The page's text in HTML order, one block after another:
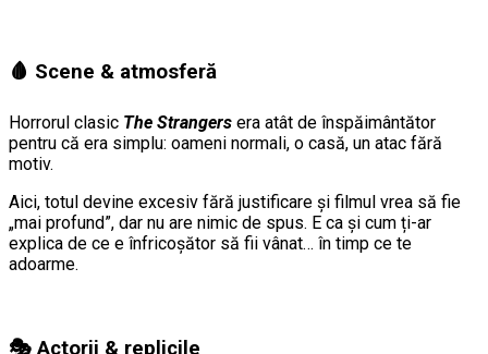
🩸 Scene & atmosferă
Horrorul clasic The Strangers era atât de înspăimântător
pentru că era simplu: oameni normali, o casă, un atac fără
motiv.
Aici, totul devine excesiv fără justificare și filmul vrea să fie
„mai profund”, dar nu are nimic de spus. E ca și cum ți-ar
explica de ce e înfricoșător să fii vânat… în timp ce te
adoarme.
🎭 Actorii & replicile